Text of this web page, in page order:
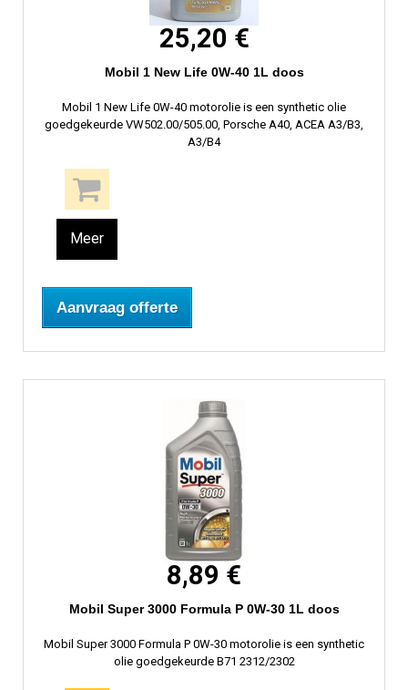
25,20 €
Mobil 1 New Life 0W-40 1L doos
Mobil 1 New Life 0W-40 motorolie is een synthetic olie
goedgekeurde VW502.00/505.00, Porsche A40, ACEA A3/B3,
A3/B4
Meer
Aanvraag offerte
8,89 €
Mobil Super 3000 Formula P 0W-30 1L doos
Mobil Super 3000 Formula P 0W-30 motorolie is een synthetic
olie goedgekeurde B71 2312/2302